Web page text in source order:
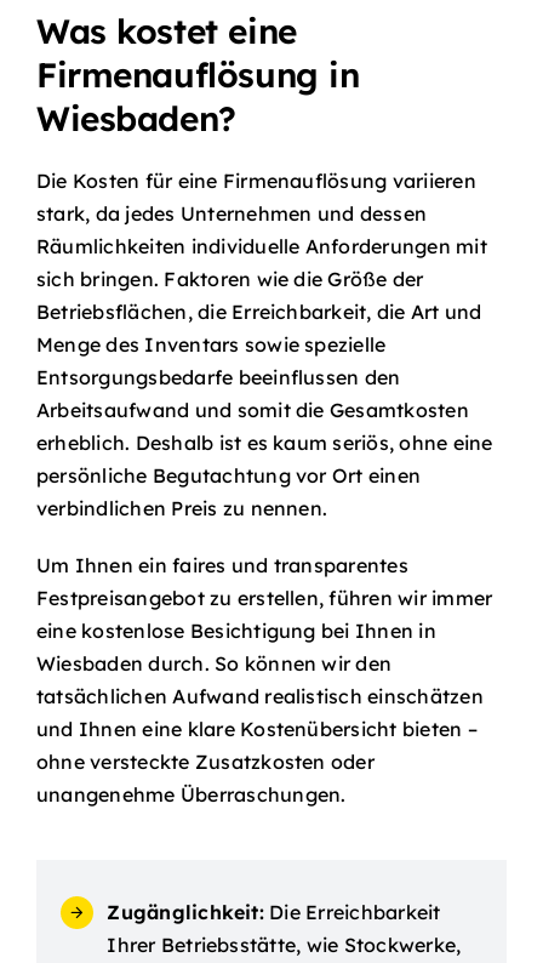
Was kostet eine
Firmenauflösung in
Wiesbaden?
Die Kosten für eine Firmenauflösung variieren
stark, da jedes Unternehmen und dessen
Räumlichkeiten individuelle Anforderungen mit
sich bringen. Faktoren wie die Größe der
Betriebsflächen, die Erreichbarkeit, die Art und
Menge des Inventars sowie spezielle
Entsorgungsbedarfe beeinflussen den
Arbeitsaufwand und somit die Gesamtkosten
erheblich. Deshalb ist es kaum seriös, ohne eine
persönliche Begutachtung vor Ort einen
verbindlichen Preis zu nennen.
Um Ihnen ein faires und transparentes
Festpreisangebot zu erstellen, führen wir immer
eine kostenlose Besichtigung bei Ihnen in
Wiesbaden durch. So können wir den
tatsächlichen Aufwand realistisch einschätzen
und Ihnen eine klare Kostenübersicht bieten –
ohne versteckte Zusatzkosten oder
unangenehme Überraschungen.
Zugänglichkeit:Die Erreichbarkeit
Ihrer Betriebsstätte, wie Stockwerke,